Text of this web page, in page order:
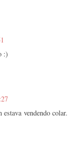
:)
vendendo colar.